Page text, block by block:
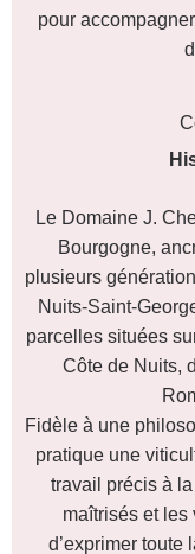
pour
Le Domaine J.
Bourgogne,
plusieurs
Nuits-Saint-
parcelles situées
Côte de Nuits,
Fidèle à une
pratique une
travail précis à
maîtrisés et
d’exprimer toute